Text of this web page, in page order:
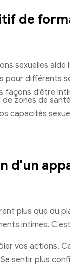
de
sexuelles aide
pour différents
façons d'être
zones de
capacités
d'un
plus que du
intimes.
vos actions.
sentir plus